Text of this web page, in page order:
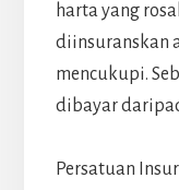
harta yang
diinsuranskan
mencukupi.
dibayar
Persatuan